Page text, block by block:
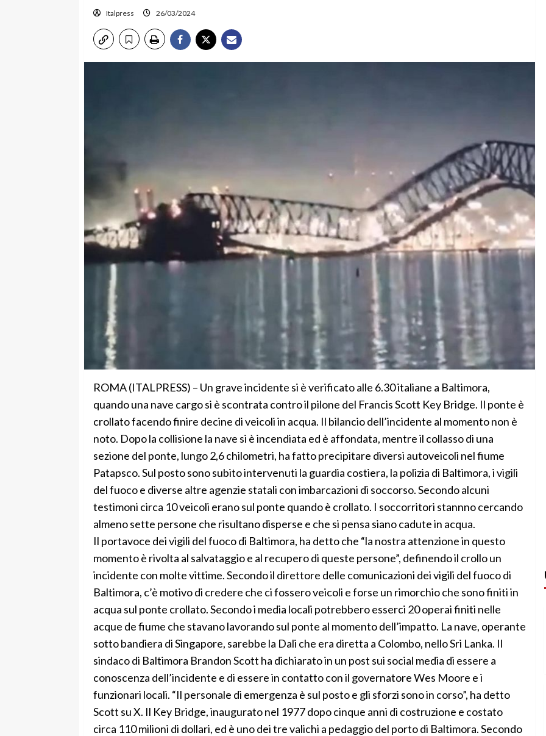
Italpress 26/03/2024
ROMA (ITALPRESS) – Un grave incidente si è verificato alle 6.30 italiane a Baltimora,
quando una nave cargo si è scontrata contro il pilone del Francis Scott Key Bridge. Il ponte è
crollato facendo finire decine di veicoli in acqua. Il bilancio dell’incidente al momento non è
noto. Dopo la collisione la nave si è incendiata ed è affondata, mentre il collasso di una
sezione del ponte, lungo 2,6 chilometri, ha fatto precipitare diversi autoveicoli nel fiume
Patapsco. Sul posto sono subito intervenuti la guardia costiera, la polizia di Baltimora, i vigili
del fuoco e diverse altre agenzie statali con imbarcazioni di soccorso. Secondo alcuni
testimoni circa 10 veicoli erano sul ponte quando è crollato. I soccorritori stannno cercando
almeno sette persone che risultano disperse e che si pensa siano cadute in acqua.
Il portavoce dei vigili del fuoco di Baltimora, ha detto che “la nostra attenzione in questo
momento è rivolta al salvataggio e al recupero di queste persone”, definendo il crollo un
incidente con molte vittime. Secondo il direttore delle comunicazioni dei vigili del fuoco di
Baltimora, c’è motivo di credere che ci fossero veicoli e forse un rimorchio che sono finiti in
acqua sul ponte crollato. Secondo i media locali potrebbero esserci 20 operai finiti nelle
acque de fiume che stavano lavorando sul ponte al momento dell’impatto. La nave, operante
sotto bandiera di Singapore, sarebbe la Dali che era diretta a Colombo, nello Sri Lanka. Il
sindaco di Baltimora Brandon Scott ha dichiarato in un post sui social media di essere a
conoscenza dell’incidente e di essere in contatto con il governatore Wes Moore e i
funzionari locali. “Il personale di emergenza è sul posto e gli sforzi sono in corso”, ha detto
Scott su X. Il Key Bridge, inaugurato nel 1977 dopo cinque anni di costruzione e costato
circa 110 milioni di dollari, ed è uno dei tre valichi a pedaggio del porto di Baltimora. Secondo